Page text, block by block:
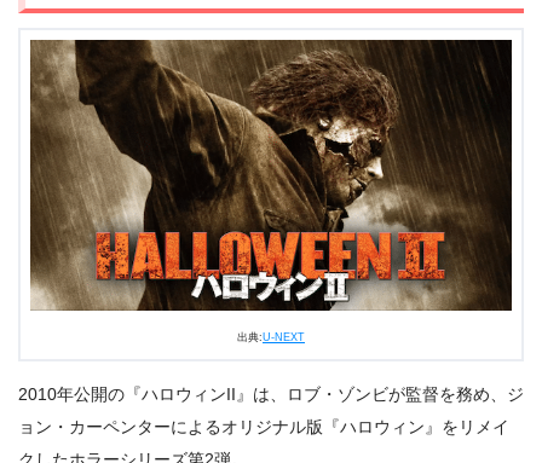
出典:U-NEXT
2010年公開の『ハロウィンII』は、ロブ・ゾンビが監督を務め、ジ
ョン・カーペンターによるオリジナル版『ハロウィン』をリメイ